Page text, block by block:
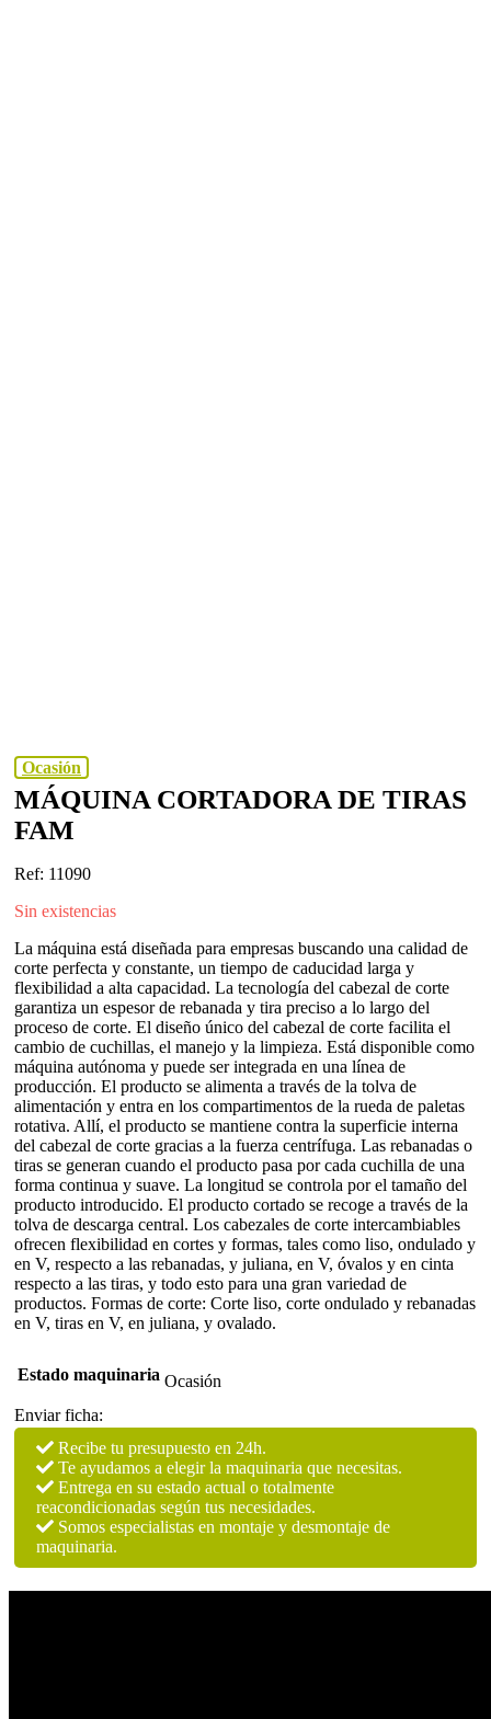
Ocasión
MÁQUINA CORTADORA DE TIRAS
FAM
Ref: 11090
Sin existencias
La máquina está diseñada para empresas buscando una calidad de
corte perfecta y constante, un tiempo de caducidad larga y
flexibilidad a alta capacidad. La tecnología del cabezal de corte
garantiza un espesor de rebanada y tira preciso a lo largo del
proceso de corte. El diseño único del cabezal de corte facilita el
cambio de cuchillas, el manejo y la limpieza. Está disponible como
máquina autónoma y puede ser integrada en una línea de
producción. El producto se alimenta a través de la tolva de
alimentación y entra en los compartimentos de la rueda de paletas
rotativa. Allí, el producto se mantiene contra la superficie interna
del cabezal de corte gracias a la fuerza centrífuga. Las rebanadas o
tiras se generan cuando el producto pasa por cada cuchilla de una
forma continua y suave. La longitud se controla por el tamaño del
producto introducido. El producto cortado se recoge a través de la
tolva de descarga central. Los cabezales de corte intercambiables
ofrecen flexibilidad en cortes y formas, tales como liso, ondulado y
en V, respecto a las rebanadas, y juliana, en V, óvalos y en cinta
respecto a las tiras, y todo esto para una gran variedad de
productos. Formas de corte: Corte liso, corte ondulado y rebanadas
en V, tiras en V, en juliana, y ovalado.
Estado maquinaria Ocasión
Enviar ficha:
Recibe tu presupuesto en 24h.
Te ayudamos a elegir la maquinaria que necesitas.
Entrega en su estado actual o totalmente
reacondicionadas según tus necesidades.
Somos especialistas en montaje y desmontaje de
maquinaria.